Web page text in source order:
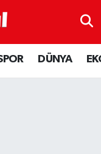
DÜNYA